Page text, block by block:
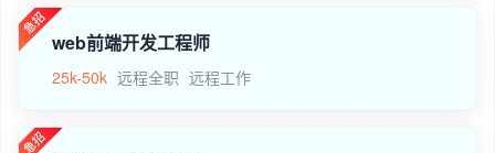
web前端开发工程师
25k-50k 远程全职 远程工作